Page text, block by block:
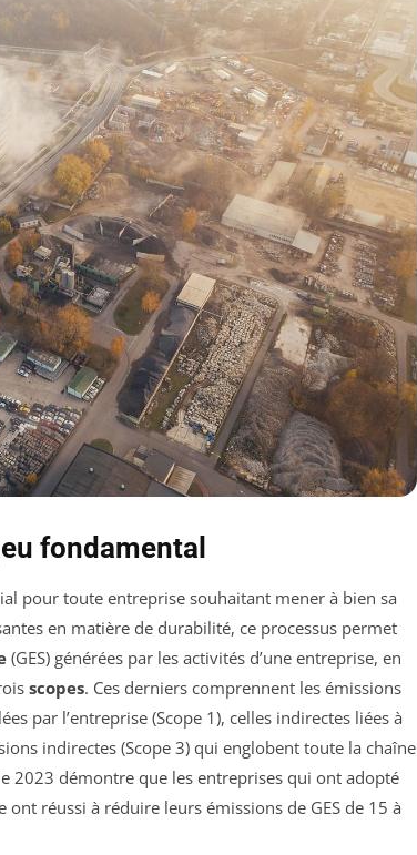
fondamental
pour toute entreprise souhaitant mener à bien sa
en matière de durabilité, ce processus permet
(GES) générées par les activités d’une entreprise, en
scopes. Ces derniers comprennent les émissions
par l’entreprise (Scope 1), celles indirectes liées à
indirectes (Scope 3) qui englobent toute la chaîne
2023 démontre que les entreprises qui ont adopté
réussi à réduire leurs émissions de GES de 15 à